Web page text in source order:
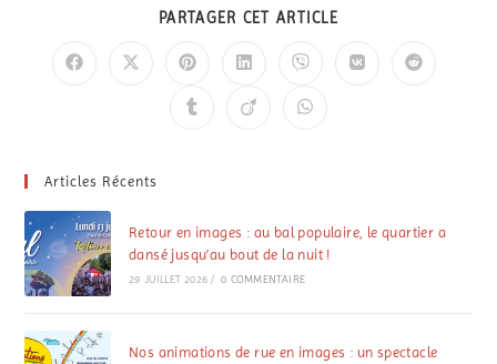
PARTAGER CET ARTICLE
Articles Récents
Retour en images : au bal populaire, le quartier a
dansé jusqu’au bout de la nuit !
29 JUILLET 2026 / 0 COMMENTAIRE
Nos animations de rue en images : un spectacle